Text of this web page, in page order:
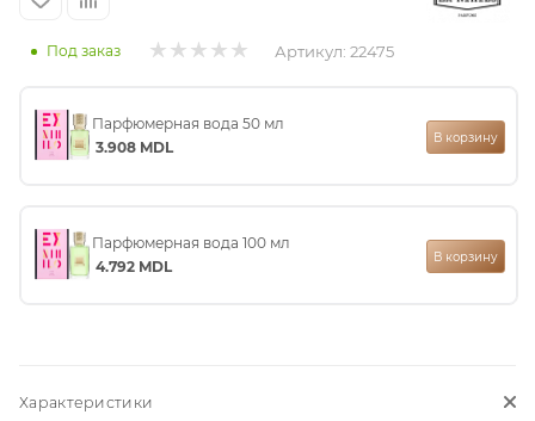
сертификат
Под заказ Артикул: 22475
Парфюмерная вода 50 мл
3.908 MDL
В корзину
Парфюмерная вода 100 мл
4.792 MDL
В корзину
Характеристики